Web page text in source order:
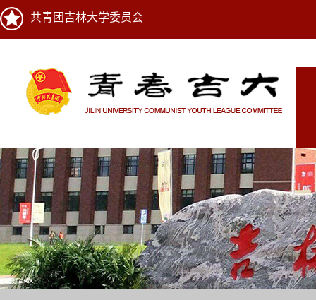
共青团吉林大学委员会